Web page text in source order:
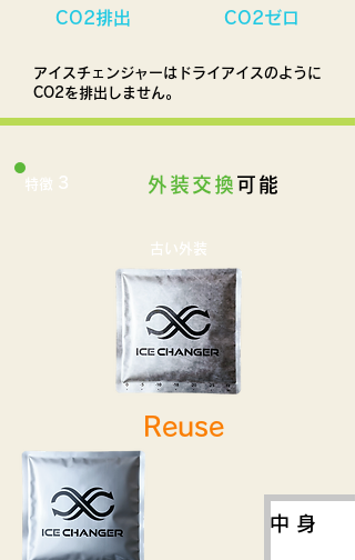
CO2排出 CO2ゼロ
アイスチェンジャーはドライアイスのように
CO2を排出しません。
外装交換 可能
特徴 3
古い外装
Reuse
中 身